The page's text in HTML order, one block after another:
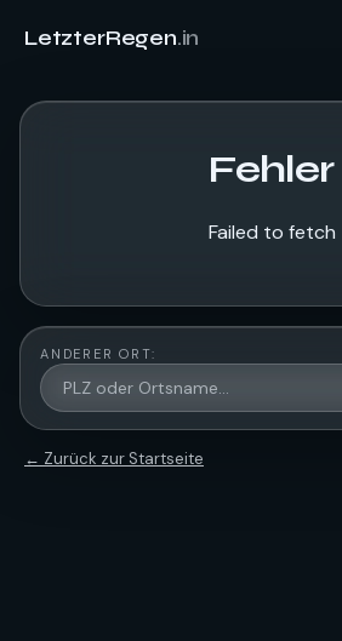
LetzterRegen.in
Fehler
Failed to fetch
ANDERER ORT:
← Zurück zur Startseite